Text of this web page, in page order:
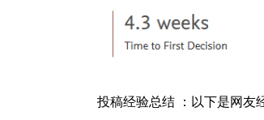
投稿经验总结 ：以下是网友